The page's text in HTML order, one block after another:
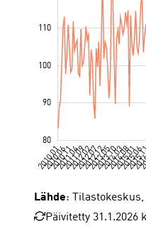
Lähde: Tilastokeskus,
Päivitetty 31.1.2026